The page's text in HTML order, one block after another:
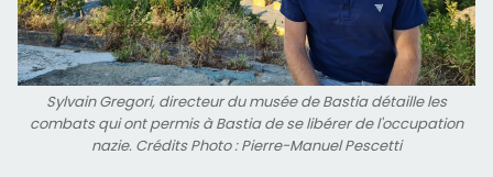
Sylvain Gregori, directeur du musée de Bastia détaille les
combats qui ont permis à Bastia de se libérer de l'occupation
nazie. Crédits Photo : Pierre-Manuel Pescetti